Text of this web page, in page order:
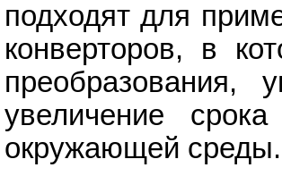
подходят для
конверторов, в
преобразования,
увеличение
окружающей среды.